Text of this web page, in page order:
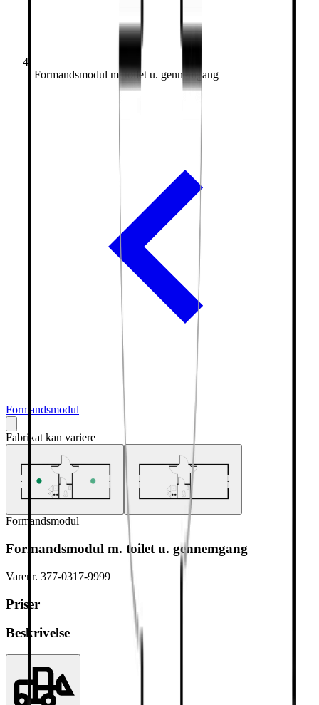
Formandsmodul m. toilet u. gennemgang
Formandsmodul
Fabrikat kan variere
Formandsmodul
Formandsmodul m. toilet u. gennemgang
Varenr. 377-0317-9999
Priser
Beskrivelse